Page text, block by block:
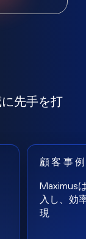
先手を打
顧客事
Maximus
入し、効
現